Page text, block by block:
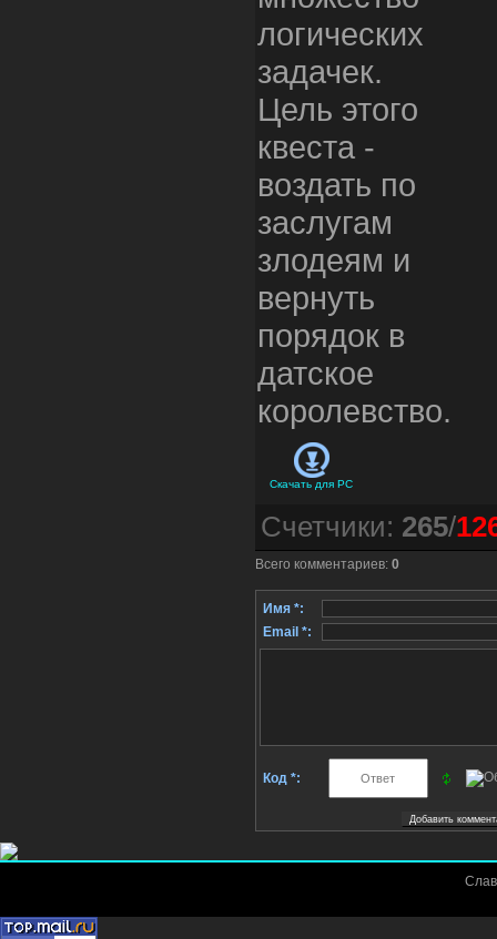
логических
задачек.
Цель этого
квеста -
воздать по
заслугам
злодеям и
вернуть
порядок в
датское
королевство.
Скачать для PC
Счетчики: 265/
Всего комментариев: 0
Имя *:
Email *:
Код *: